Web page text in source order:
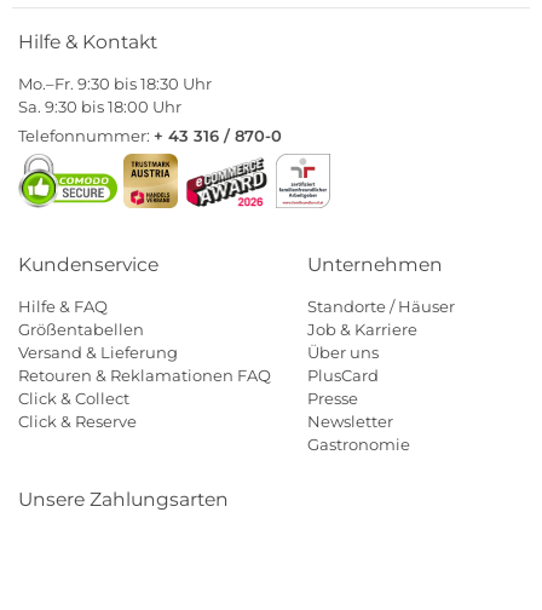
Hilfe & Kontakt
Mo.–Fr. 9:30 bis 18:30 Uhr
Sa. 9:30 bis 18:00 Uhr
Telefonnummer: + 43 316 / 870-0
Kundenservice
Hilfe & FAQ
Größentabellen
Versand & Lieferung
Retouren & Reklamationen FAQ
Click & Collect
Click & Reserve
Unternehmen
Standorte / Häuser
Job & Karriere
Über uns
PlusCard
Presse
Newsletter
Gastronomie
Unsere Zahlungsarten